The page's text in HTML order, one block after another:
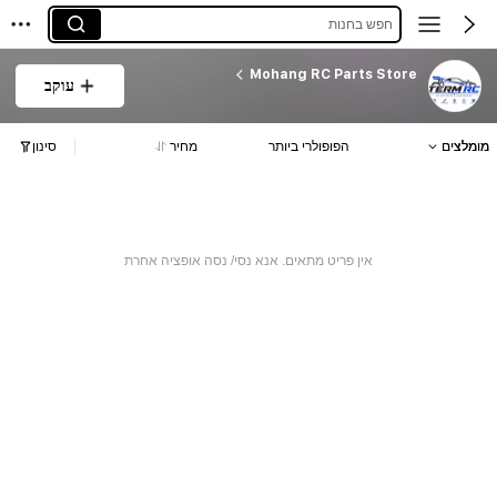
חפש בחנות
Mohang RC Parts Store
עוקב
מומלצים הפופולרי ביותר מחיר סינון
אין פריט מתאים. אנא נסי/ נסה אופציה אחרת